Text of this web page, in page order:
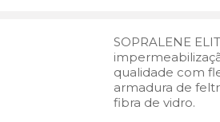
SOPRALENE
qualidade com
armadura de
fibra de vidro.